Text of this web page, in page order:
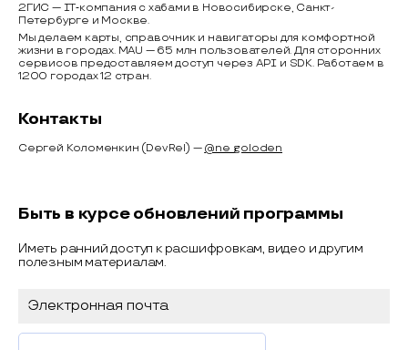
2ГИС — IT‑компания с хабами в Новосибирске, Санкт-
Петербурге и Москве.
Мы делаем карты, справочник и навигаторы для комфортной
жизни в городах. MAU — 65 млн пользователей. Для сторонних
сервисов предоставляем доступ через API и SDK. Работаем в
1200 городах 12 стран.
Контакты
Сергей Коломенкин (DevRel) — @ne_goloden
Быть в курсе обновлений программы
Иметь ранний доступ к расшифровкам, видео и другим
полезным материалам.